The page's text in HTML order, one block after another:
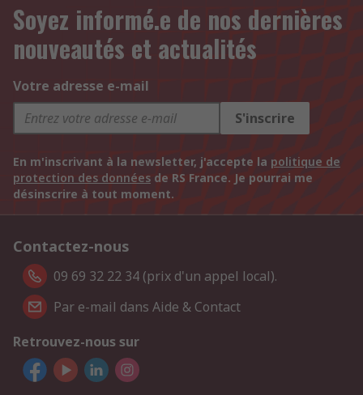
Soyez informé.e de nos dernières
nouveautés et actualités
Votre adresse e-mail
S'inscrire
En m'inscrivant à la newsletter, j'accepte la politique de
protection des données de RS France. Je pourrai me
désinscrire à tout moment.
Contactez-nous
09 69 32 22 34 (prix d'un appel local).
Par e-mail dans Aide & Contact
Retrouvez-nous sur